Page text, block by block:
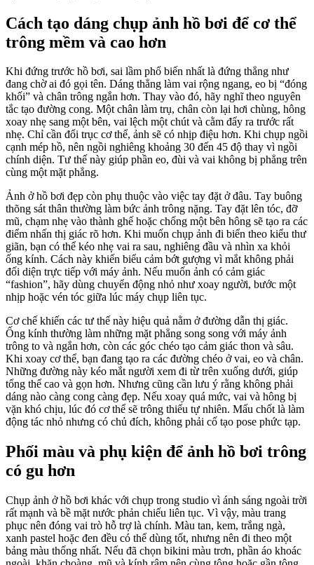
Cách tạo dáng chụp ảnh hồ bơi để cơ thể
trông mềm và cao hơn
Khi đứng trước hồ bơi, sai lầm phổ biến nhất là đứng thẳng như
đang chờ ai đó gọi tên. Dáng thẳng làm vai rộng ngang, eo bị “đóng
khối” và chân trông ngắn hơn. Thay vào đó, hãy nghĩ theo nguyên
tắc tạo đường cong. Một chân làm trụ, chân còn lại hơi chùng, hông
xoay nhẹ sang một bên, vai lệch một chút và cằm đẩy ra trước rất
nhẹ. Chỉ cần đổi trục cơ thể, ảnh sẽ có nhịp điệu hơn. Khi chụp ngồi
cạnh mép hồ, nên ngồi nghiêng khoảng 30 đến 45 độ thay vì ngồi
chính diện. Tư thế này giúp phần eo, đùi và vai không bị phẳng trên
cùng một mặt phẳng.
Ảnh ở hồ bơi đẹp còn phụ thuộc vào việc tay đặt ở đâu. Tay buông
thõng sát thân thường làm bức ảnh trông nặng. Tay đặt lên tóc, đỡ
mũ, chạm nhẹ vào thành ghế hoặc chống một bên hông sẽ tạo ra các
điểm nhấn thị giác rõ hơn. Khi muốn chụp ảnh đi biển theo kiểu thư
giãn, bạn có thể kéo nhẹ vai ra sau, nghiêng đầu và nhìn xa khỏi
ống kính. Cách này khiến biểu cảm bớt gượng vì mắt không phải
đối diện trực tiếp với máy ảnh. Nếu muốn ảnh có cảm giác
“fashion”, hãy dùng chuyển động nhỏ như xoay người, bước một
nhịp hoặc vén tóc giữa lúc máy chụp liên tục.
Cơ chế khiến các tư thế này hiệu quả nằm ở đường dẫn thị giác.
Ống kính thường làm những mặt phẳng song song với máy ảnh
trông to và ngắn hơn, còn các góc chéo tạo cảm giác thon và sâu.
Khi xoay cơ thể, bạn đang tạo ra các đường chéo ở vai, eo và chân.
Những đường này kéo mắt người xem đi từ trên xuống dưới, giúp
tổng thể cao và gọn hơn. Nhưng cũng cần lưu ý rằng không phải
dáng nào càng cong càng đẹp. Nếu xoay quá mức, vai và hông bị
vặn khó chịu, lúc đó cơ thể sẽ trông thiếu tự nhiên. Mấu chốt là làm
động tác nhỏ nhưng có chủ đích, không phải cố tạo pose phức tạp.
Phối màu và phụ kiện để ảnh hồ bơi trông
có gu hơn
Chụp ảnh ở hồ bơi khác với chụp trong studio vì ánh sáng ngoài trời
rất mạnh và bề mặt nước phản chiếu liên tục. Vì vậy, màu trang
phục nên đóng vai trò hỗ trợ là chính. Màu tan, kem, trắng ngà,
xanh pastel hoặc đen đều có thể dùng tốt, nhưng nên đi theo một
bảng màu thống nhất. Nếu đã chọn bikini màu trơn, phần áo khoác